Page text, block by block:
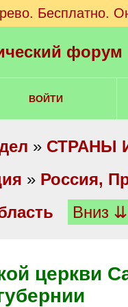
Бесплатно.
ВОЙТИ
» СТРАНЫ
» Россия,
Вниз ⇊
церкви